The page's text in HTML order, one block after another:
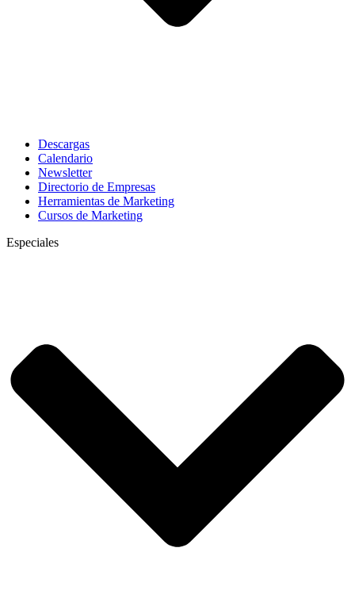
Descargas
Calendario
Newsletter
Directorio de Empresas
Herramientas de Marketing
Cursos de Marketing
Especiales